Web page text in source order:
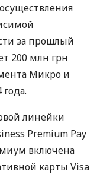
за прошлый
200 млн грн
Микро и
линейки
Premium Pay
включена
карты Visa